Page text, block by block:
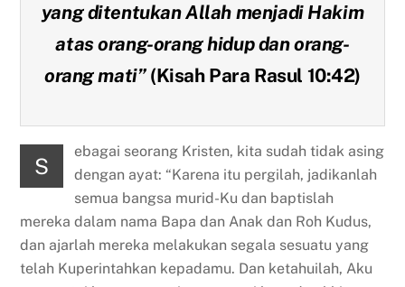
yang ditentukan Allah menjadi Hakim
atas orang-orang hidup dan orang-
orang mati”(Kisah Para Rasul 10:42)
S
ebagai seorang Kristen, kita sudah tidak asing
dengan ayat: “Karena itu pergilah, jadikanlah
semua bangsa murid-Ku dan baptislah
mereka dalam nama Bapa dan Anak dan Roh Kudus,
dan ajarlah mereka melakukan segala sesuatu yang
telah Kuperintahkan kepadamu. Dan ketahuilah, Aku